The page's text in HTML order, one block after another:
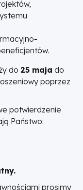
do 25 maja do
poprzez
potwierdzenie
Państwo:
prosimy